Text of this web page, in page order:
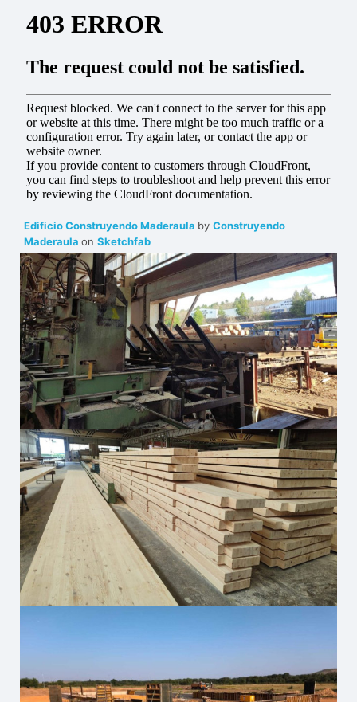
Edificio Construyendo Maderaula by Construyendo
Maderaula on Sketchfab